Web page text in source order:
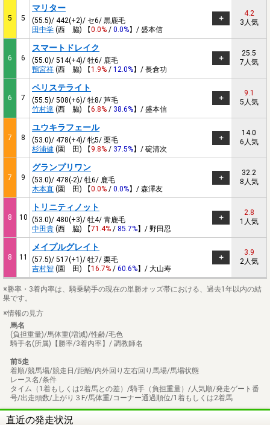
5 5
マリター
(55.5)/ 442(+2)/ セ6/ 黒鹿毛
田中学 (西 脇) 【0.0% / 0.0%】/ 盛本信
4.2
3人気
6 6
スマートドレイク
(55.0)/ 514(+4)/ 牡6/ 鹿毛
鴨宮祥 (西 脇) 【1.9% / 12.0%】/ 長倉功
25.5
7人気
6 7
ペリステライト
(55.5)/ 508(+6)/ 牡8/ 芦毛
竹村達 (西 脇) 【6.8% / 38.6%】/ 盛本信
9.1
5人気
7 8
ユウキラフェール
(53.0)/ 478(+4)/ 牝5/ 栗毛
杉浦健 (園 田) 【 9.8% / 37.5%】/ 碇清次
14.0
6人気
7 9
グランプリワン
(53.0)/ 478(-2)/ 牡6/ 鹿毛
木本直 (園 田) 【0.0% / 0.0%】/ 森澤友
32.2
8人気
8 10
トリニティノット
(53.0)/ 480(+3)/ 牡4/ 青鹿毛
中田貴 (西 脇) 【71.4% / 85.7%】/ 野田忍
2.8
1人気
8 11
メイプルグレイト
(57.5)/ 517(+1)/ 牡7/ 栗毛
吉村智 (園 田) 【16.7% / 60.6%】/ 大山寿
3.9
2人気
※勝率・3着内率は、騎乗騎手の現在の単勝オッズ帯における、過去1年以内の結
果です。
※情報の見方
馬名
(負担重量)/馬体重(増減)/性齢/毛色
騎手名(所属)【勝率/3着内率】/ 調教師名
前5走
着順/競馬場/競走日/距離/内外回り左右回り馬場/馬場状態
レース名/条件
タイム（1着もしくは2着馬との差）/騎手（負担重量）/人気順/発走ゲート番
号/出走頭数/上がり３F/馬体重/コーナー通過順位/1着もしくは2着馬
直近の発走状況